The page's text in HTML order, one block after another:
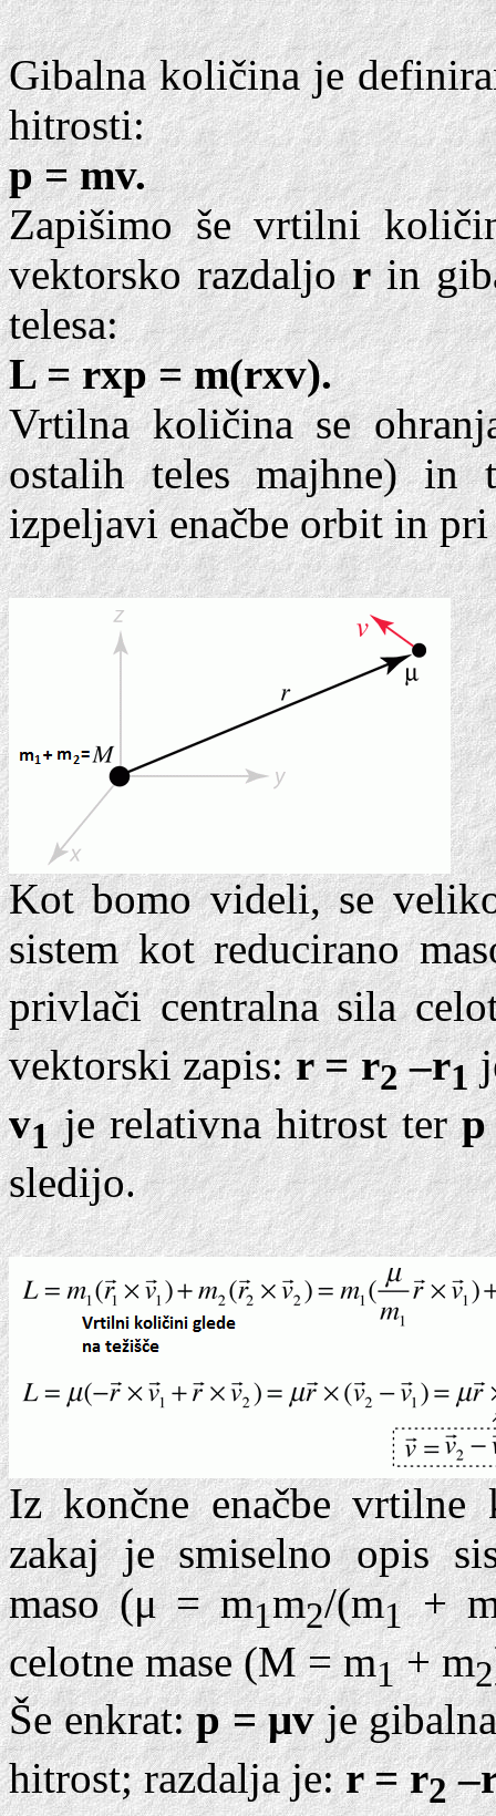
Gibalna količina je
hitrosti:
p = mv.
Zapišimo še vrtilni
vektorsko razdaljorin
telesa:
L = rxp = m(rxv).
Vrtilna količina se
ostalih teles majhne)
izpeljavi enačbe orbit in
Kot bomo videli, se
sistem kot reducirano
privlači centralna sila
vektorski zapis:r = r2–r1
v1 je relativna hitrost terp
sledijo.
Iz končne enačbe vrtilne
zakaj je smiselno opis
maso (μ = m1m2/(m1+
celotne mase (M = m1+ m2
Še enkrat:p = μvje
hitrost; razdalja je:r = r2